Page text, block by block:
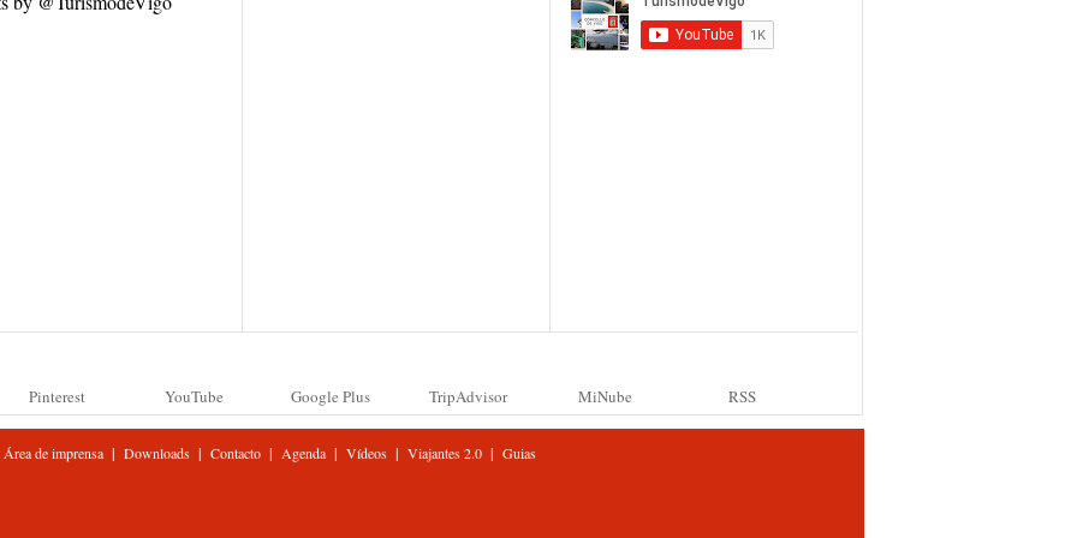
Pinterest YouTube Google Plus TripAdvisor MiNube RSS
Área de imprensa| Downloads| Contacto| Agenda| Vídeos| Viajantes 2.0| Guias